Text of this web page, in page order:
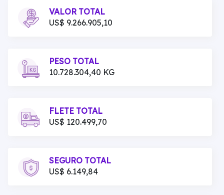
VALOR TOTAL
US$ 9.266.905,10
PESO TOTAL
10.728.304,40 KG
FLETE TOTAL
US$ 120.499,70
SEGURO TOTAL
US$ 6.149,84